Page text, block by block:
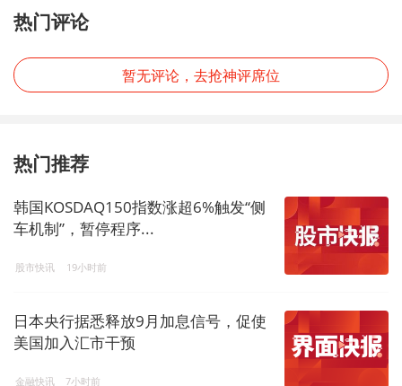
热门评论
暂无评论，去抢神评席位
热门推荐
韩国KOSDAQ150指数涨超6%触发“侧
车机制”，暂停程序...
股市快讯 19小时前
日本央行据悉释放9月加息信号，促使
美国加入汇市干预
金融快讯 7小时前